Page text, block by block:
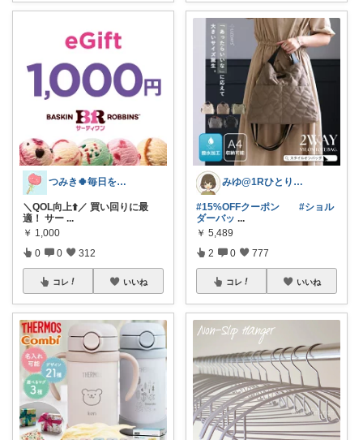
つみき🍀毎日をご機嫌にする♡
＼QOL向上⬆️／ 買い回りに最
適！ サー ...
￥ 1,000
0 0 312
コレ いいね
みゆ@1Rひとり暮らし
#15%OFFクーポン
#ショル
ダーバッ ...
￥ 5,489
2 0 777
コレ いいね